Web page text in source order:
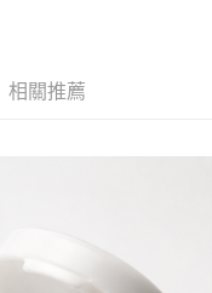
相關推薦